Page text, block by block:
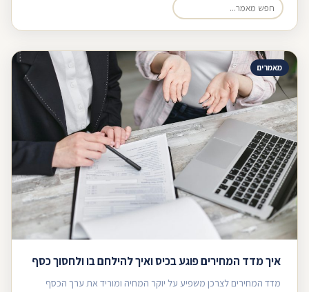
מאמרים
איך מדד המחירים פוגע בכיס ואיך להילחם בו ולחסוך כסף
מדד המחירים לצרכן משפיע על יוקר המחיה ומוריד את ערך הכסף